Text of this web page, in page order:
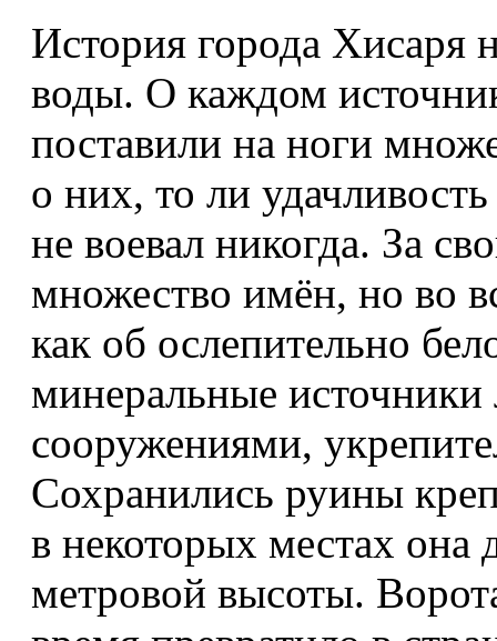
История города Хисаря
воды. О каждом
поставили на ноги
о них, то ли
не воевал никогда. За
множество имён, но во
как об ослепительно
минеральные
сооружениями,
Сохранились руины
в некоторых местах она
метровой высоты.